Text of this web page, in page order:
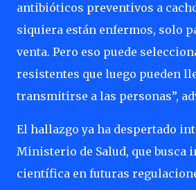
antibióticos preventivos a
siquiera están enfermos, solo
venta. Pero eso puede
resistentes que luego pueden
transmitirse a las personas”,
El hallazgo ya ha despertado
Ministerio de Salud, que busca
científica en futuras